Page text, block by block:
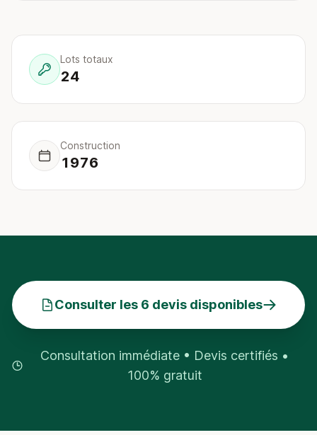
Lots totaux
24
Construction
1976
Consulter les 6 devis disponibles
Consultation immédiate • Devis certifiés •
100% gratuit